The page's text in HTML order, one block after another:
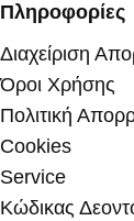
Πληροφορίες
Διαχείριση
Όροι Χρήσης
Πολιτική
Cookies
Service
Κώδικας